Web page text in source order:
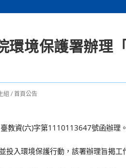
環境保護署辦理
組 /首頁公告
教資(六)字第1110113647號函辦理。
投入環境保護行動，該署辦理旨揭